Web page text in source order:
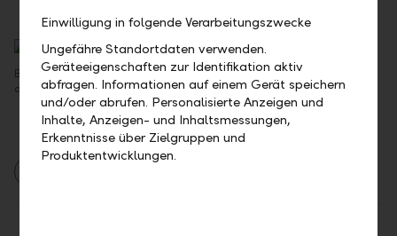
Bernhard Schmitt, Leiter Equity &amp; Multi Manager Management in
der LLB Asset Management AG
Einwilligung in folgende Verarbeitungszwecke
Ungefähre Standortdaten verwenden.
Geräteeigenschaften zur Identifikation aktiv
abfragen. Informationen auf einem Gerät speichern
und/oder abrufen. Personalisierte Anzeigen und
Inhalte, Anzeigen- und Inhaltsmessungen,
Erkenntnisse über Zielgruppen und
Produktentwicklungen.